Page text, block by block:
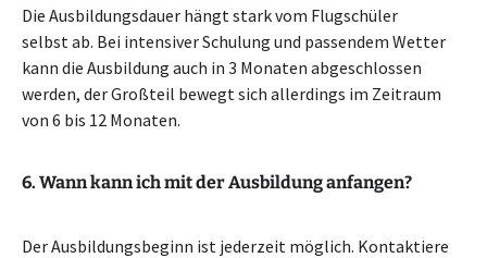
Die Ausbildungsdauer hängt stark vom Flugschüler
selbst ab. Bei intensiver Schulung und passendem Wetter
kann die Ausbildung auch in 3 Monaten abgeschlossen
werden, der Großteil bewegt sich allerdings im Zeitraum
von 6 bis 12 Monaten.
6. Wann kann ich mit der Ausbildung anfangen?
Der Ausbildungsbeginn ist jederzeit möglich. Kontaktiere